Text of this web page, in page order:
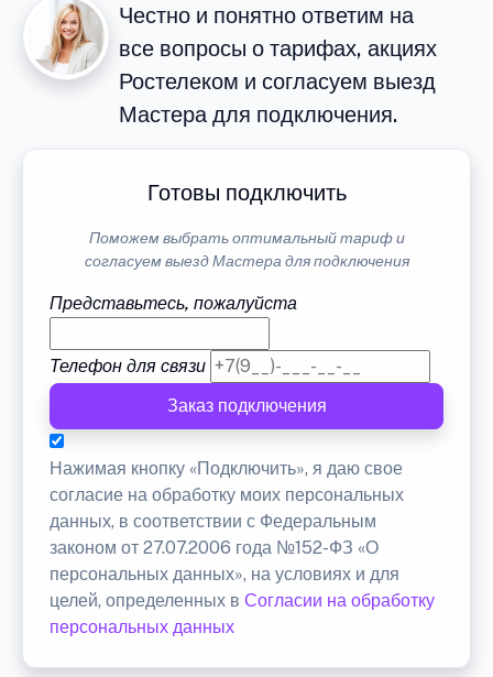
Честно и понятно ответим на
все вопросы о тарифах, акциях
Ростелеком и согласуем выезд
Мастера для подключения.
Готовы подключить
Поможем выбрать оптимальный тариф и
согласуем выезд Мастера для подключения
Представьтесь, пожалуйста
Телефон для связи
Заказ подключения
Нажимая кнопку «Подключить», я даю свое
согласие на обработку моих персональных
данных, в соответствии с Федеральным
законом от 27.07.2006 года №152-ФЗ «О
персональных данных», на условиях и для
целей, определенных в Согласии на обработку
персональных данных